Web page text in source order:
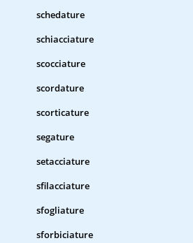
schedature
schiacciature
scocciature
scordature
scorticature
segature
setacciature
sfilacciature
sfogliature
sforbiciature